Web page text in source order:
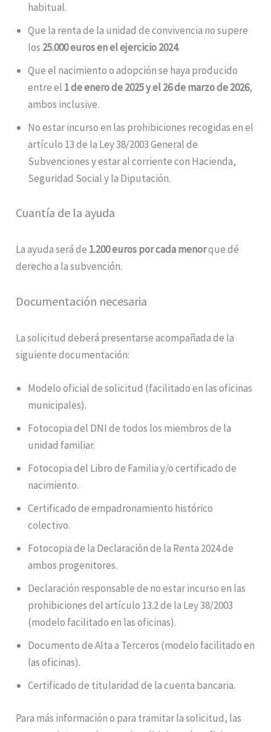
habitual.
Que la renta de la unidad de convivencia no supere
los 25.000 euros en el ejercicio 2024.
Que el nacimiento o adopción se haya producido
entre el 1 de enero de 2025 y el 26 de marzo de 2026,
ambos inclusive.
No estar incurso en las prohibiciones recogidas en el
artículo 13 de la Ley 38/2003 General de
Subvenciones y estar al corriente con Hacienda,
Seguridad Social y la Diputación.
Cuantía de la ayuda
La ayuda será de 1.200 euros por cada menorque dé
derecho a la subvención.
Documentación necesaria
La solicitud deberá presentarse acompañada de la
siguiente documentación:
Modelo oficial de solicitud (facilitado en las oficinas
municipales).
Fotocopia del DNI de todos los miembros de la
unidad familiar.
Fotocopia del Libro de Familia y/o certificado de
nacimiento.
Certificado de empadronamiento histórico
colectivo.
Fotocopia de la Declaración de la Renta 2024 de
ambos progenitores.
Declaración responsable de no estar incurso en las
prohibiciones del artículo 13.2 de la Ley 38/2003
(modelo facilitado en las oficinas).
Documento de Alta a Terceros (modelo facilitado en
las oficinas).
Certificado de titularidad de la cuenta bancaria.
Para más información o para tramitar la solicitud, las